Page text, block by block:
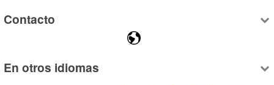
Contacto
En otros idiomas